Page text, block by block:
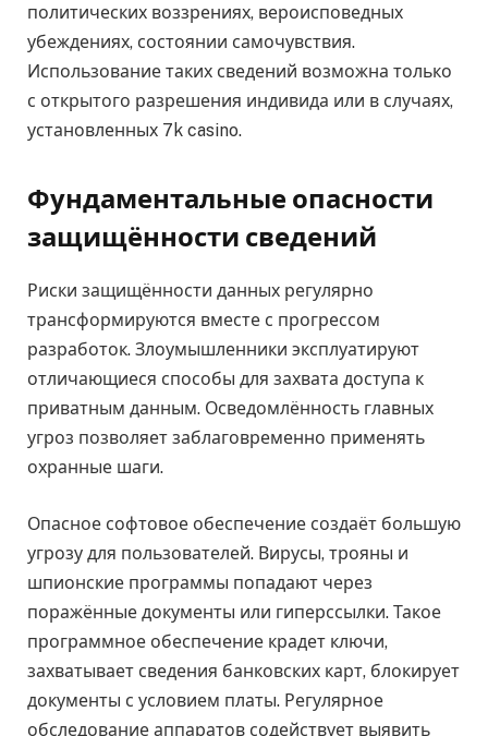
политических воззрениях, вероисповедных
убеждениях, состоянии самочувствия.
Использование таких сведений возможна только
с открытого разрешения индивида или в случаях,
установленных 7k casino.
Фундаментальные опасности
защищённости сведений
Риски защищённости данных регулярно
трансформируются вместе с прогрессом
разработок. Злоумышленники эксплуатируют
отличающиеся способы для захвата доступа к
приватным данным. Осведомлённость главных
угроз позволяет заблаговременно применять
охранные шаги.
Опасное софтовое обеспечение создаёт большую
угрозу для пользователей. Вирусы, трояны и
шпионские программы попадают через
поражённые документы или гиперссылки. Такое
программное обеспечение крадет ключи,
захватывает сведения банковских карт, блокирует
документы с условием платы. Регулярное
обследование аппаратов содействует выявить